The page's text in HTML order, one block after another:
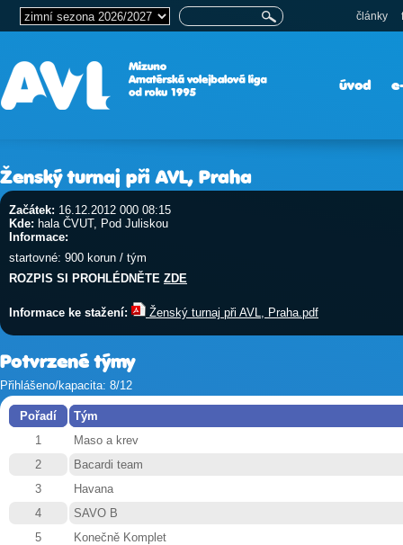
články
úvod
Ženský turnaj při AVL, Praha
Začátek: 16.12.2012 000 08:15
Kde: hala ČVUT, Pod Juliskou
Informace:
startovné: 900 korun / tým
ROZPIS SI PROHLÉDNĚTE ZDE
Informace ke stažení: Ženský turnaj při AVL, Praha.pdf
Potvrzené týmy
Přihlášeno/kapacita: 8/12
Pořadí
Tým
1
Maso a krev
2
Bacardi team
3
Havana
4
SAVO B
5
Konečně Komplet